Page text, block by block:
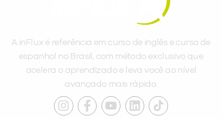
A inFlux é referência em curso de inglês e curso de
espanhol no Brasil, com método exclusivo que
acelera o aprendizado e leva você ao nível
avançado mais rápido.